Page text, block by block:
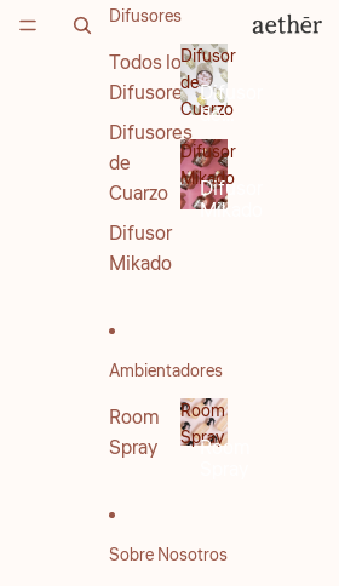
Difusores
Todos los
Difusores
Difusores
de
Cuarzo
Difusor
Mikado
Difusor
de
Cuarzo
Difusor
de
Cuarzo
Difusor
Mikado
Difusor
Mikado
Ambientadores
Room
Spray
Room
Spray
Room
Sobre Nosotros